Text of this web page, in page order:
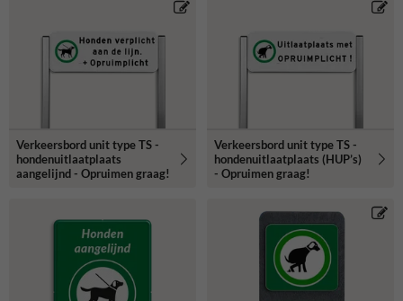
Verkeersbord unit type TS -
hondenuitlaatplaats
aangelijnd - Opruimen graag!
Verkeersbord unit type TS -
hondenuitlaatplaats (HUP’s)
- Opruimen graag!